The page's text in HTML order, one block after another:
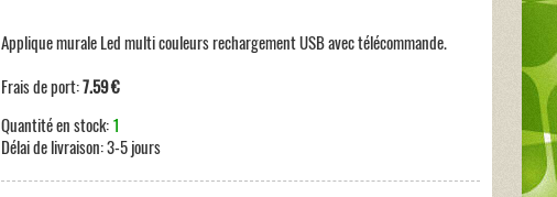
Applique murale Led multi couleurs rechargement USB avec télécommande.
Frais de port:7.59 €
Quantité en stock: 1
Délai de livraison:3-5 jours